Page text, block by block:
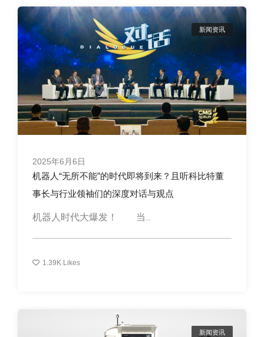
新闻资讯
2025年6月6日
机器人“无所不能”的时代即将到来？且听科比特董
事长与行业领袖们的深度对话与观点
机器人时代大爆发！ 当...
1.39K Likes
新闻资讯